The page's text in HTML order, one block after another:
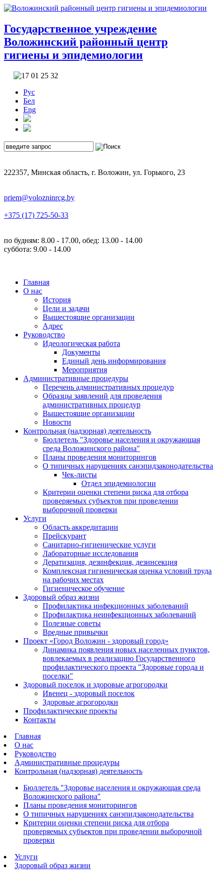
Государственное учреждение
Воложинский районный центр
гигиены и эпидемиологии
Рус
Бел
Eng
222357, Минская область, г. Воложин, ул. Горького, 23
priem@volozninrcg.by
+375 (17) 725-50-33
по будням: 8.00 - 17.00, обед: 13.00 - 14.00
суббота: 9.00 - 14.00
Главная
О нас
История
Цели и задачи
Вышестоящие организации
Адрес
Руководство
Идеологическая работа
Документы
Единый день информирования
Мероприятия
Административные процедуры
Перечень административных процедур
Образцы заявлений для проведения
административных процедур
Вышестоящие организации
Новости
Контрольная (надзорная) деятельность
Бюллетель "Здоровье населения и окружающая
среда Воложинского района"
Планы проведения мониторингов
О типичных нарушениях санэпидзаконодательства
Чек-листы
Отдел эпидемиологии
Критерии оценки степени риска для отбора
проверяемых субъектов при проведении
выборочной проверки
Услуги
Область аккредитации
Прейскурант
Санитарно-гигиенические услуги
Лабораторные исследования
Дератизация, дезинфекция, дезинсекция
Комплексная гигиеническая оценка условий труда
на рабочих местах
Гигиеническое обучение
Здоровый образ жизни
Профилактика инфекционных заболеваний
Профилактика неинфекционных заболеваний
Полезные советы
Вредные привычки
Проект «Город Воложин - здоровый город»
Динамика появления новых населенных пунктов,
вовлекаемых в реализацию Государственного
профилактического проекта "Здоровые города и
поселки"
Здоровый поселок и здоровые агрогородки
Ивенец - здоровый поселок
Здоровые агрогородки
Профилактические проекты
Контакты
Главная
О нас
Руководство
Административные процедуры
Контрольная (надзорная) деятельность
Бюллетель "Здоровье населения и окружающая среда
Воложинского района"
Планы проведения мониторингов
О типичных нарушениях санэпидзаконодательства
Критерии оценки степени риска для отбора
проверяемых субъектов при проведении выборочной
проверки
Услуги
Здоровый образ жизни